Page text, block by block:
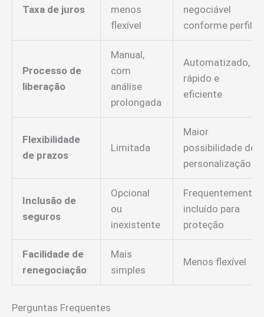
Taxa de juros
menos
flexível
negociável
conforme perfil
Processo de
liberação
Manual,
com
análise
prolongada
Automatizado,
rápido e
eficiente
Flexibilidade
de prazos
Limitada
Maior
possibilidade de
personalização
Inclusão de
seguros
Opcional
ou
inexistente
Frequentemente
incluído para
proteção
Facilidade de
renegociação
Mais
simples
Menos flexível
Perguntas Frequentes